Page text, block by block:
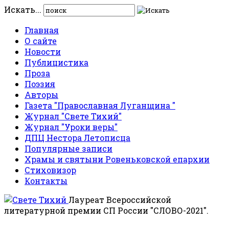
Искать...
Главная
О сайте
Новости
Публицистика
Проза
Поэзия
Авторы
Газета "Православная Луганщина "
Журнал "Свете Тихий"
Журнал "Уроки веры"
ДПЦ Нестора Летописца
Популярные записи
Храмы и святыни Ровеньковской епархии
Стиховизор
Контакты
Лауреат Всероссийской
литературной премии СП России "СЛОВО-2021".